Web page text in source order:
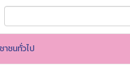
าชนทั่วไป